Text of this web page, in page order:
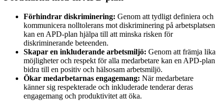
Förhindrar diskriminering: Genom att tydligt definiera och
kommunicera nolltolerans mot diskriminering på arbetsplatsen
kan en APD-plan hjälpa till att minska risken för
diskriminerande beteenden.
Skapar en inkluderande arbetsmiljö: Genom att främja lika
möjligheter och respekt för alla medarbetare kan en APD-plan
bidra till en positiv och hälsosam arbetsmiljö.
Ökar medarbetarnas engagemang: När medarbetare
känner sig respekterade och inkluderade tenderar deras
engagemang och produktivitet att öka.